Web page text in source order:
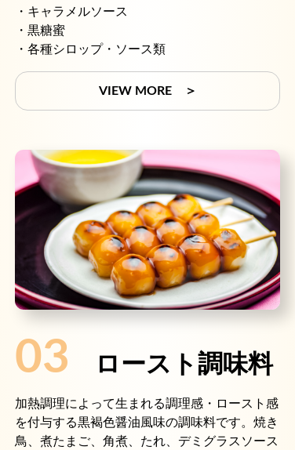
・キャラメルソース
・黒糖蜜
・各種シロップ・ソース類
VIEW MORE ＞
03 ロースト調味料
加熱調理によって生まれる調理感・ロースト感
を付与する黒褐色醤油風味の調味料です。焼き
鳥、煮たまご、角煮、たれ、デミグラスソース